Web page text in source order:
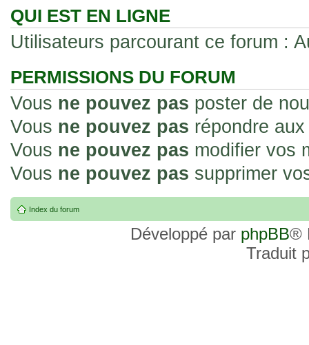
QUI EST EN LIGNE
Utilisateurs parcourant ce forum :
PERMISSIONS DU FORUM
Vous ne pouvez pas poster de
Vous ne pouvez pas répondre
Vous ne pouvez pas modifier vos
Vous ne pouvez pas supprimer
Index du forum
Développé par phpBB®
Traduit